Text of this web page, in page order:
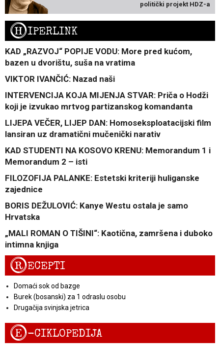
politički projekt HDZ-a
HIPERLINK
KAD „RAZVOJ“ POPIJE VODU: More pred kućom,
bazen u dvorištu, suša na vratima
VIKTOR IVANČIĆ: Nazad naši
INTERVENCIJA KOJA MIJENJA STVAR: Priča o Hodži
koji je izvukao mrtvog partizanskog komandanta
LIJEPA VEČER, LIJEP DAN: Homoseksploatacijski film
lansiran uz dramatični mučenički narativ
KAD STUDENTI NA KOSOVO KRENU: Memorandum 1 i
Memorandum 2 – isti
FILOZOFIJA PALANKE: Estetski kriteriji huliganske
zajednice
BORIS DEŽULOVIĆ: Kanye Westu ostala je samo
Hrvatska
„MALI ROMAN O TIŠINI“: Kaotična, zamršena i duboko
intimna knjiga
RECEPTI
Domaći sok od bazge
Burek (bosanski) za 1 odraslu osobu
Drugačija svinjska jetrica
E-CIKLOPEDIJA